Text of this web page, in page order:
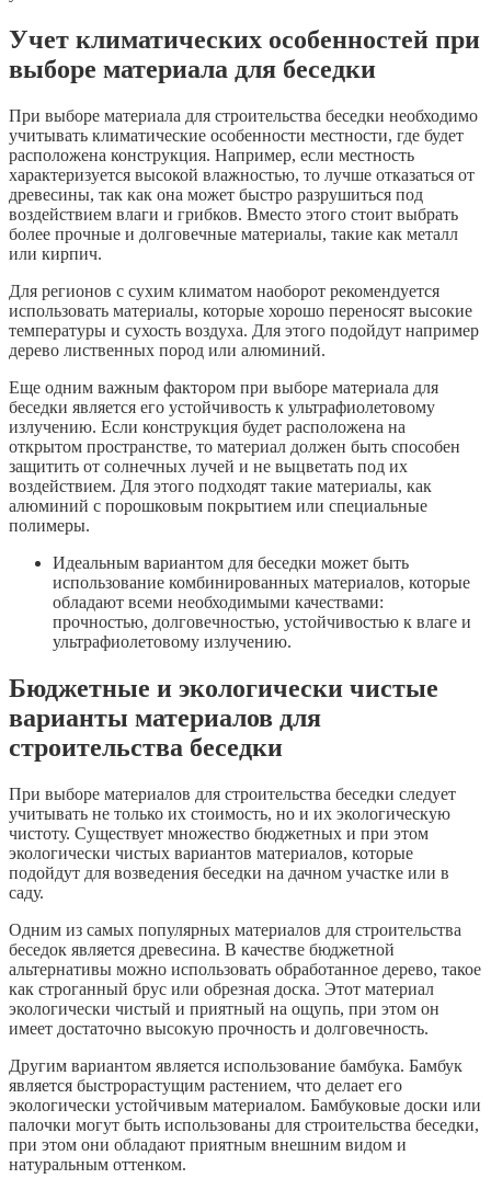
Учет климатических особенностей при
выборе материала для беседки
При выборе материала для строительства беседки необходимо
учитывать климатические особенности местности, где будет
расположена конструкция. Например, если местность
характеризуется высокой влажностью, то лучше отказаться от
древесины, так как она может быстро разрушиться под
воздействием влаги и грибков. Вместо этого стоит выбрать
более прочные и долговечные материалы, такие как металл
или кирпич.
Для регионов с сухим климатом наоборот рекомендуется
использовать материалы, которые хорошо переносят высокие
температуры и сухость воздуха. Для этого подойдут например
дерево лиственных пород или алюминий.
Еще одним важным фактором при выборе материала для
беседки является его устойчивость к ультрафиолетовому
излучению. Если конструкция будет расположена на
открытом пространстве, то материал должен быть способен
защитить от солнечных лучей и не выцветать под их
воздействием. Для этого подходят такие материалы, как
алюминий с порошковым покрытием или специальные
полимеры.
Идеальным вариантом для беседки может быть
использование комбинированных материалов, которые
обладают всеми необходимыми качествами:
прочностью, долговечностью, устойчивостью к влаге и
ультрафиолетовому излучению.
Бюджетные и экологически чистые
варианты материалов для
строительства беседки
При выборе материалов для строительства беседки следует
учитывать не только их стоимость, но и их экологическую
чистоту. Существует множество бюджетных и при этом
экологически чистых вариантов материалов, которые
подойдут для возведения беседки на дачном участке или в
саду.
Одним из самых популярных материалов для строительства
беседок является древесина. В качестве бюджетной
альтернативы можно использовать обработанное дерево, такое
как строганный брус или обрезная доска. Этот материал
экологически чистый и приятный на ощупь, при этом он
имеет достаточно высокую прочность и долговечность.
Другим вариантом является использование бамбука. Бамбук
является быстрорастущим растением, что делает его
экологически устойчивым материалом. Бамбуковые доски или
палочки могут быть использованы для строительства беседки,
при этом они обладают приятным внешним видом и
натуральным оттенком.